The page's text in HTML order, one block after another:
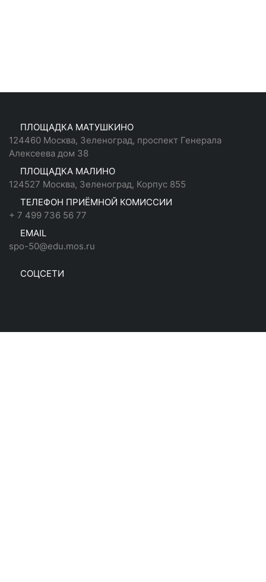
ПЛОЩАДКА МАТУШКИНО
124460 Москва, Зеленоград, проспект Генерала
Алексеева дом 38
ПЛОЩАДКА МАЛИНО
124527 Москва, Зеленоград, Корпус 855
ТЕЛЕФОН ПРИЁМНОЙ КОМИССИИ
+ 7 499 736 56 77
EMAIL
spo-50@edu.mos.ru
СОЦСЕТИ